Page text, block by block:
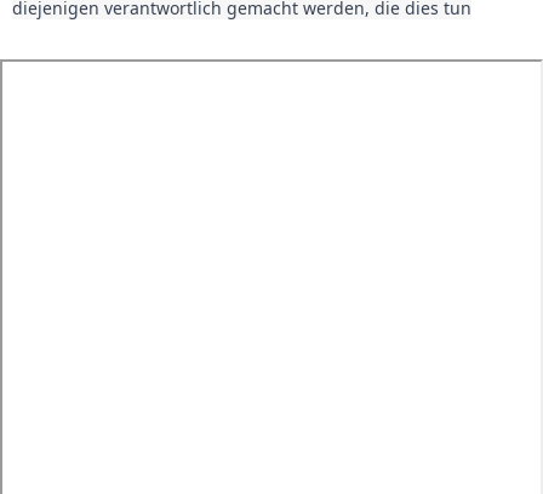
diejenigen verantwortlich gemacht werden, die dies tun